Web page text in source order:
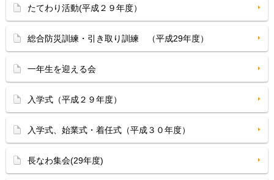
たてわり活動(平成２９年度）
総合防災訓練・引き取り訓練 （平成29年度）
一年生を迎える会
入学式（平成２９年度）
入学式、始業式・着任式（平成３０年度）
長なわ集会(29年度)